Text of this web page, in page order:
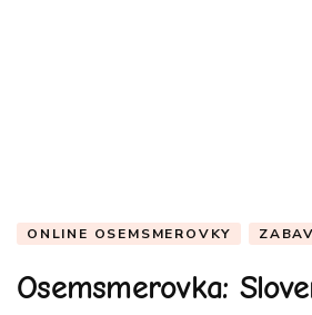
ONLINE OSEMSMEROVKY
Osemsmerovka: